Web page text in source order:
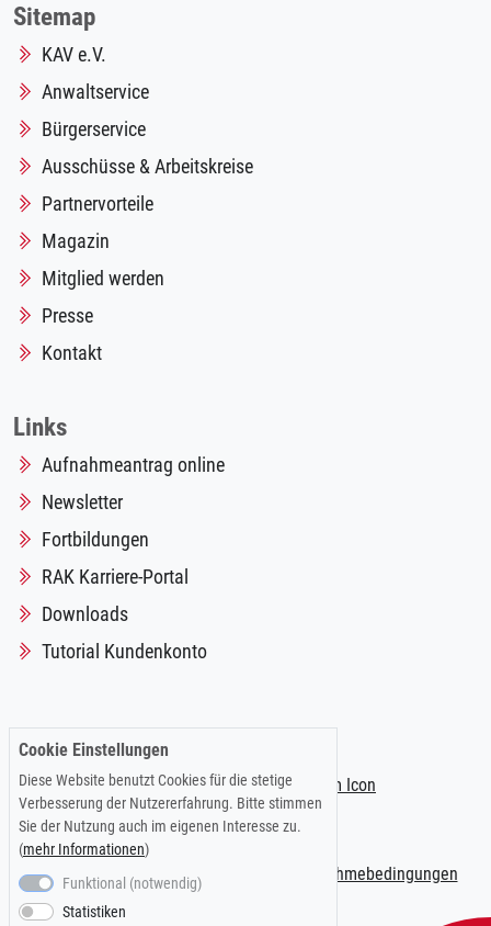
Sitemap
KAV e.V.
Anwaltservice
Bürgerservice
Ausschüsse & Arbeitskreise
Partnervorteile
Magazin
Mitglied werden
Presse
Kontakt
Links
Aufnahmeantrag online
Newsletter
Fortbildungen
RAK Karriere-Portal
Downloads
Tutorial Kundenkonto
Impressum |Datenschutzerklärung Teilnahmebedingungen
Cookie Einstellungen
Diese Website benutzt Cookies für die stetige
Verbesserung der Nutzererfahrung. Bitte stimmen
Sie der Nutzung auch im eigenen Interesse zu.
(mehr Informationen)
Funktional (notwendig)
Statistiken